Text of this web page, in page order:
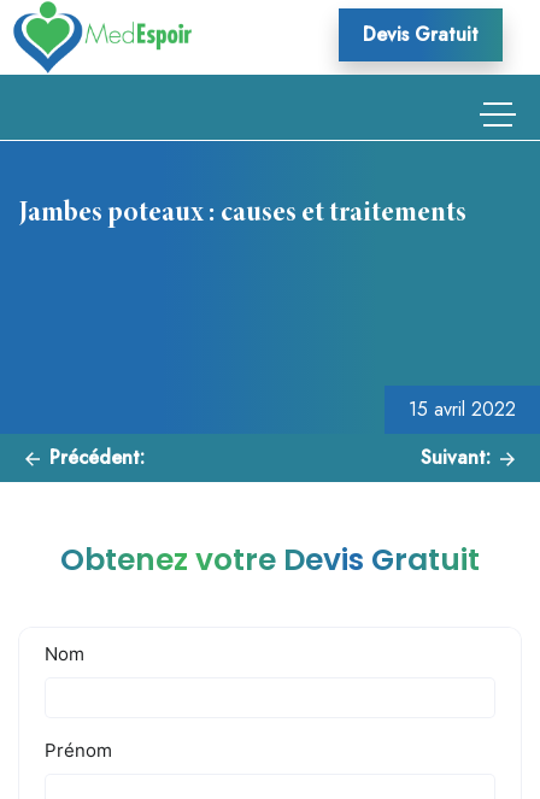
Skip
to
content
Devis Gratuit
Jambes poteaux : causes et traitements
15 avril 2022
Précédent: Suivant:
Obtenez votre Devis Gratuit